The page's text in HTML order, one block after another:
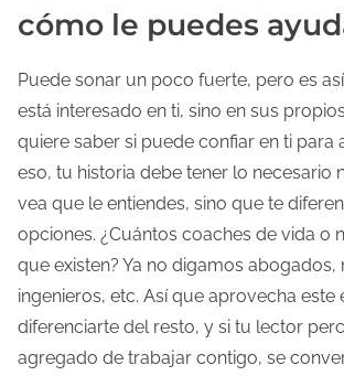
cómo le puedes
Puede sonar un poco fuerte, pero es
está interesado en ti, sino en sus
quiere saber si puede confiar en ti para
eso, tu historia debe tener lo necesario
vea que le entiendes, sino que te
opciones. ¿Cuántos coaches de vida o
que existen? Ya no digamos abogados,
ingenieros, etc. Así que aprovecha este
diferenciarte del resto, y si tu lector
agregado de trabajar contigo, se